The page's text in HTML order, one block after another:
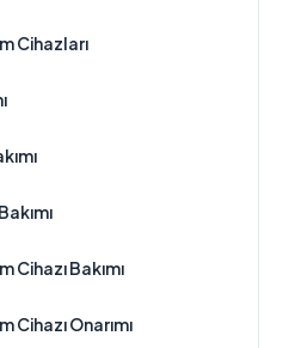
Cihazları
Cihazı Bakımı
Cihazı Onarımı